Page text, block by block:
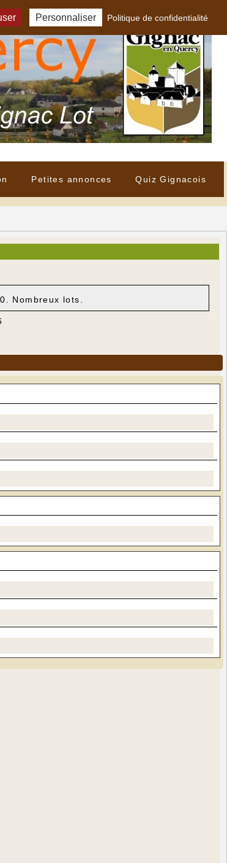
Petites annonces Quiz Gignacois
Nombreux lots.
Personnaliser Politique de confidentialité